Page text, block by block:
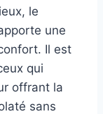
le
une
Il est
qui
offrant la
sans